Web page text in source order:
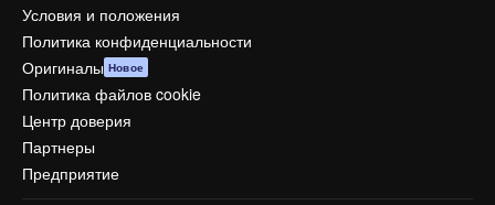
Условия и положения
Политика конфиденциальности
Оригиналы Новое
Политика файлов cookie
Центр доверия
Партнеры
Предприятие